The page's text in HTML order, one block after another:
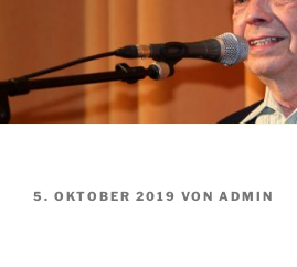
VERÖFFENTLICHT
5. OKTOBER 2019 VON ADMIN